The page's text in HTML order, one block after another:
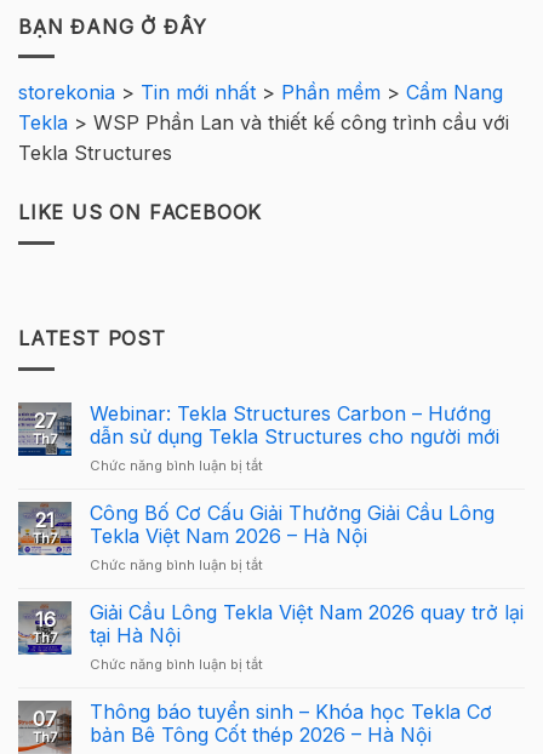
BẠN ĐANG Ở ĐÂY
storekonia > Tin mới nhất > Phần mềm > Cẩm Nang
Tekla > WSP Phần Lan và thiết kế công trình cầu với
Tekla Structures
LIKE US ON FACEBOOK
LATEST POST
27
Th7
Webinar: Tekla Structures Carbon – Hướng
dẫn sử dụng Tekla Structures cho người mới
Chức năng bình luận bị tắtở
Tekla
Structures
Carbon
–
dẫn
Tekla
cho
người
21
Th7
Công Bố Cơ Cấu Giải Thưởng Giải Cầu Lông
Tekla Việt Nam 2026 – Hà Nội
Chức năng bình luận bị tắtở
Bố
Cơ
Giải
Giải
Cầu
Lông
16
Th7
Giải Cầu Lông Tekla Việt Nam 2026 quay trở lại
tại Hà Nội
Chức năng bình luận bị tắtở
Cầu
Lông
Tekla
07
Th7
Thông báo tuyển sinh – Khóa học Tekla Cơ
bản Bê Tông Cốt thép 2026 – Hà Nội